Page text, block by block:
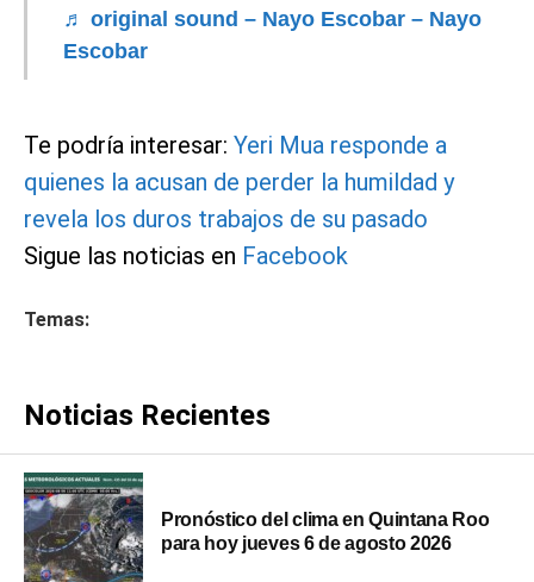
♬ original sound – Nayo Escobar – Nayo
Escobar
Te podría interesar: Yeri Mua responde a
quienes la acusan de perder la humildad y
revela los duros trabajos de su pasado
Sigue las noticias en Facebook
Temas:
Noticias Recientes
Pronóstico del clima en Quintana Roo
para hoy jueves 6 de agosto 2026